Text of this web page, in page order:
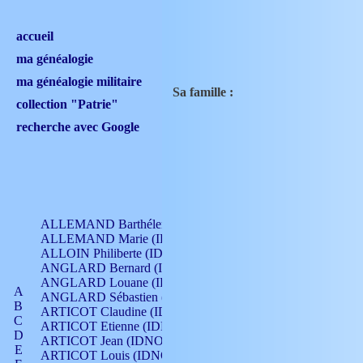
accueil
ma généalogie
ma généalogie militaire
collection "Patrie"
recherche avec Google
A
B
C
D
E
ALLEMAND Barthélemy (IDNO 330)
ALLEMAND Marie (IDNO 165)
ALLOIN Philiberte (IDNO 449)
ANGLARD Bernard (IDNO 4)
ANGLARD Louane (IDNO 4)
ANGLARD Sébastien (IDNO 4)
ARTICOT Claudine (IDNO 105)
ARTICOT Etienne (IDNO 420)
ARTICOT Jean (IDNO 210)
ARTICOT Louis (IDNO 420)
Sa famille :